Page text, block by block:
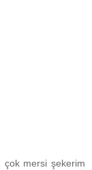
çok mersi şekerim